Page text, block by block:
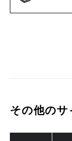
その他のサ